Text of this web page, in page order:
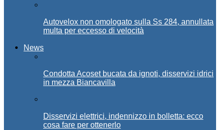
Autovelox non omologato sulla Ss 284, annullata
multa per eccesso di velocità
News
Condotta Acoset bucata da ignoti, disservizi idrici
in mezza Biancavilla
Disservizi elettrici, indennizzo in bolletta: ecco
cosa fare per ottenerlo